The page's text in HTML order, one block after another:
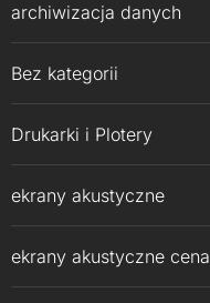
archiwizacja danych
Bez kategorii
Drukarki i Plotery
ekrany akustyczne
ekrany akustyczne cena